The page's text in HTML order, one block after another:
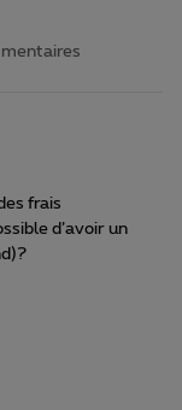
frais
d’avoir un